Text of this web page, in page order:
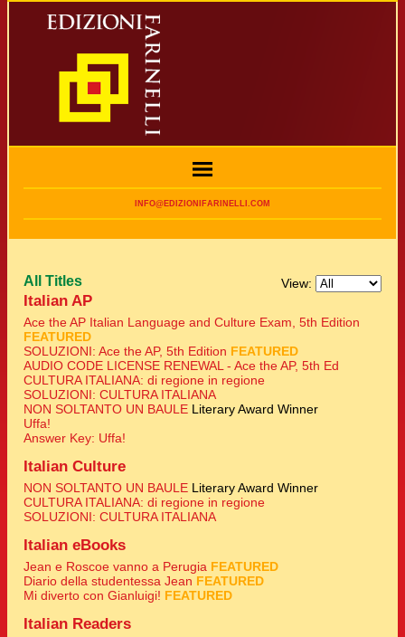
INFO@EDIZIONIFARINELLI.COM
View:
All Titles
Italian AP
Ace the AP Italian Language and Culture Exam, 5th Edition
FEATURED
SOLUZIONI: Ace the AP, 5th Edition FEATURED
AUDIO CODE LICENSE RENEWAL - Ace the AP, 5th Ed
CULTURA ITALIANA: di regione in regione
SOLUZIONI: CULTURA ITALIANA
NON SOLTANTO UN BAULE Literary Award Winner
Uffa!
Answer Key: Uffa!
Italian Culture
NON SOLTANTO UN BAULE Literary Award Winner
CULTURA ITALIANA: di regione in regione
SOLUZIONI: CULTURA ITALIANA
Italian eBooks
Jean e Roscoe vanno a Perugia FEATURED
Diario della studentessa Jean FEATURED
Mi diverto con Gianluigi! FEATURED
Italian Readers